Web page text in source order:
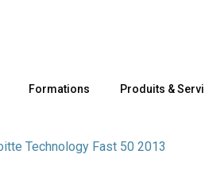
Formations Produits &
Technology Fast 50 2013